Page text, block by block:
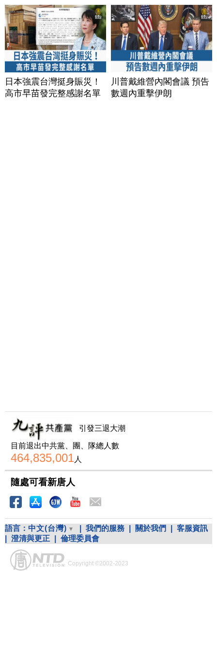
日本強震台灣挺身賑災！
高市早苗發完整感謝名單
川普戴維營內閣會議 預告
數週內重擊伊朗
引發三退大潮
目前退出中共黨、團、隊總人數
464,835,001人
隨處可看新唐人
語言： 中文(台灣) 我們的服務 關於我們
客服資訊
澄清與更正 倫理委員會
Copyright ©2002-2023